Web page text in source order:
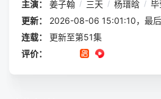
主演：
姜子翰 / 三天 / 杨瑨晗 / 毕
更新：
2026-08-06 15:01:10，最
连载：
更新至第51集
评价：